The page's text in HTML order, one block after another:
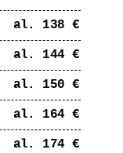
al. 138 €
al. 144 €
al. 150 €
al. 164 €
al. 174 €